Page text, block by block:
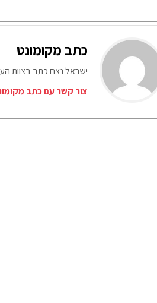
כתב מקומונט
ישראל נצח כתב בצוות
צור קשר עם כתב